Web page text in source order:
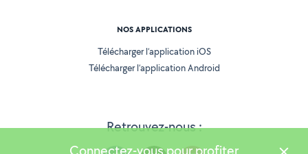
Retrouvez-nous :
NOS APPLICATIONS
Télécharger l’application iOS
Télécharger l’application Android